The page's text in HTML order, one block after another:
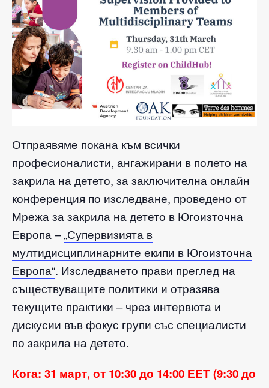
Отпраявяме покана към всички
професионалисти, ангажирани в полето на
закрила на детето, за заключителна онлайн
конференция по изследване, проведено от
Мрежа за закрила на детето в Югоизточна
Европа –„Супервизията в
мултидисциплинарните екипи в Югоизточна
Европа“. Изследването прави преглед на
съществуващите политики и отразява
текущите практики – чрез интервюта и
дискусии във фокус групи със специалисти
по закрила на детето.
Кога: 31 март, от 10:30 до 14:00 ЕЕТ (9:30 до